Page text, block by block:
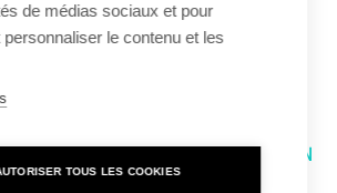
de médias sociaux et pour
le contenu et les
TOUS LES COOKIES